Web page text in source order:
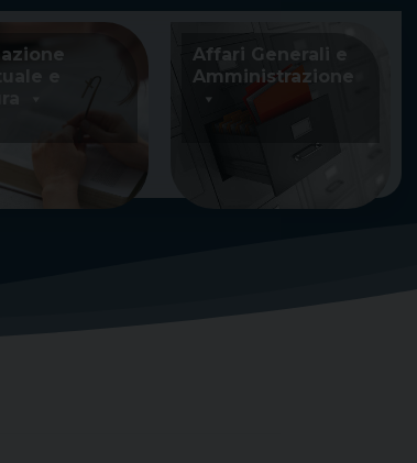
e
Affari Generali e
Amministrazione